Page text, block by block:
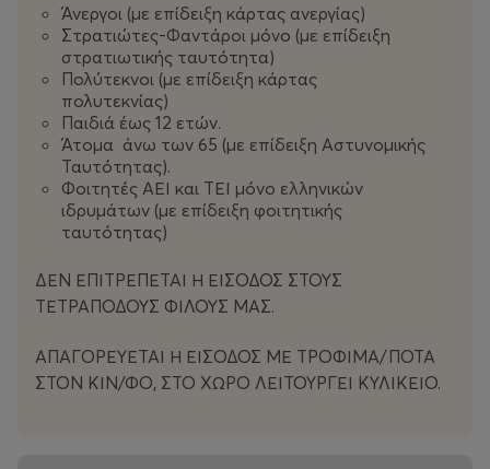
Άνεργοι (με επίδειξη κάρτας ανεργίας)
Στρατιώτες-Φαντάροι μόνο (με επίδειξη
στρατιωτικής ταυτότητα)
Πολύτεκνοι (με επίδειξη κάρτας
πολυτεκνίας)
Παιδιά έως 12 ετών.
Άτομα άνω των 65 (με επίδειξη Αστυνομικής
Ταυτότητας).
Φοιτητές ΑΕΙ και ΤΕΙ μόνο ελληνικών
ιδρυμάτων (με επίδειξη φοιτητικής
ταυτότητας)
ΔΕΝ ΕΠΙΤΡΕΠΕΤΑΙ Η ΕΙΣΟΔΟΣ ΣΤΟΥΣ
ΤΕΤΡΑΠΟΔΟΥΣ ΦΙΛΟΥΣ ΜΑΣ.
ΑΠΑΓΟΡΕΥΕΤΑΙ Η ΕΙΣΟΔΟΣ ΜΕ ΤΡΟΦΙΜΑ/ΠΟΤΑ
ΣΤΟΝ ΚΙΝ/ΦΟ, ΣΤΟ ΧΩΡΟ ΛΕΙΤΟΥΡΓΕΙ ΚΥΛΙΚΕΙΟ.